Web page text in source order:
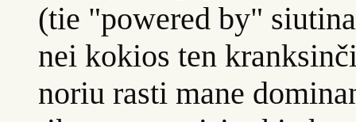
(tie "powered by"
nei kokios ten
noriu rasti mane